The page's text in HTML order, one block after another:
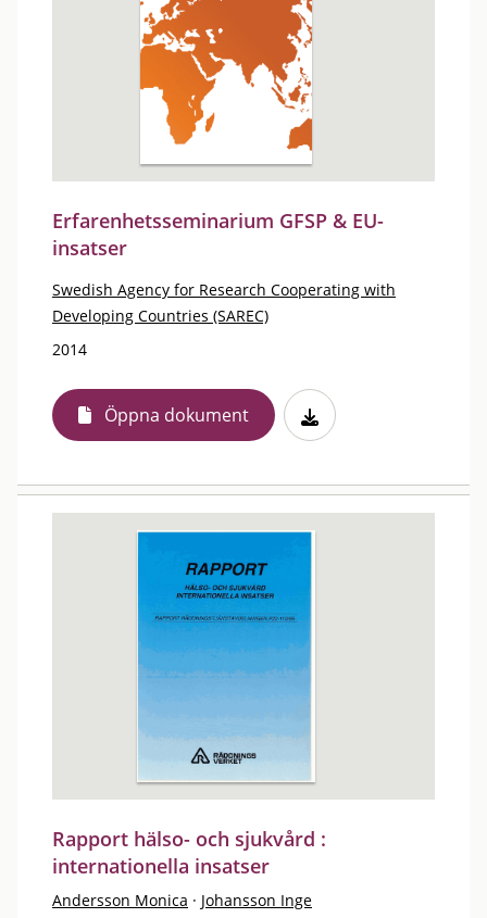
Erfarenhetsseminarium GFSP & EU-
insatser
Swedish Agency for Research Cooperating with
Developing Countries (SAREC)
2014
Öppna dokument
Rapport hälso- och sjukvård :
internationella insatser
Andersson Monica · Johansson Inge